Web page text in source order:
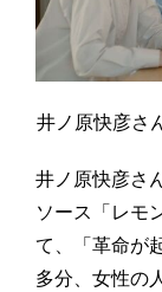
井ノ原快彦さ
井ノ原快彦さ
ソース「レモ
て、「革命が
多分、女性の